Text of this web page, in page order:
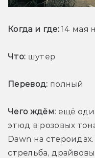
Когда и где: 14 мая
Что: шутер
Перевод: полный
Чего ждём: ещё
этюд в розовых
Dawn на
стрельба,